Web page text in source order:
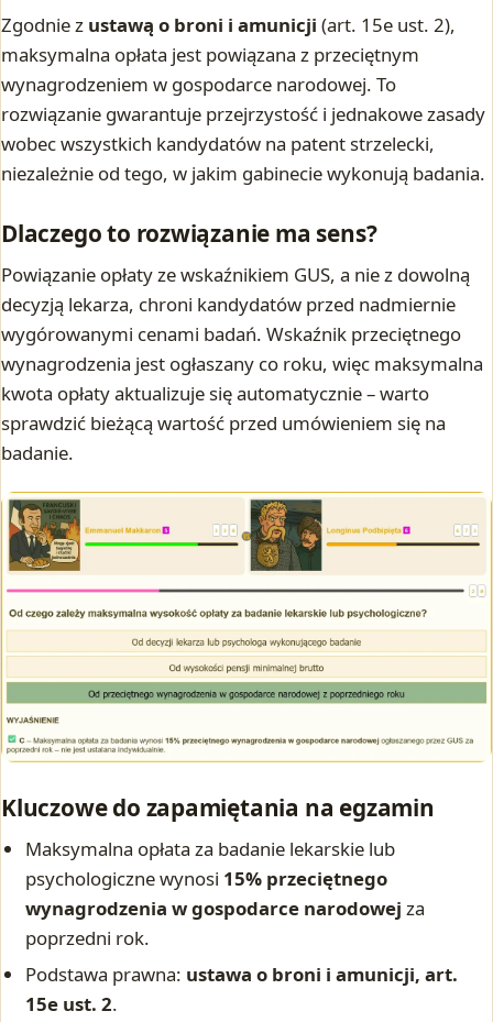
Zgodnie z ustawą o broni i amunicji (art. 15e ust. 2),
maksymalna opłata jest powiązana z przeciętnym
wynagrodzeniem w gospodarce narodowej. To
rozwiązanie gwarantuje przejrzystość i jednakowe zasady
wobec wszystkich kandydatów na patent strzelecki,
niezależnie od tego, w jakim gabinecie wykonują badania.
Dlaczego to rozwiązanie ma sens?
Powiązanie opłaty ze wskaźnikiem GUS, a nie z dowolną
decyzją lekarza, chroni kandydatów przed nadmiernie
wygórowanymi cenami badań. Wskaźnik przeciętnego
wynagrodzenia jest ogłaszany co roku, więc maksymalna
kwota opłaty aktualizuje się automatycznie – warto
sprawdzić bieżącą wartość przed umówieniem się na
badanie.
Kluczowe do zapamiętania na egzamin
Maksymalna opłata za badanie lekarskie lub
psychologiczne wynosi 15% przeciętnego
wynagrodzenia w gospodarce narodowej za
poprzedni rok.
Podstawa prawna: ustawa o broni i amunicji, art.
15e ust. 2.